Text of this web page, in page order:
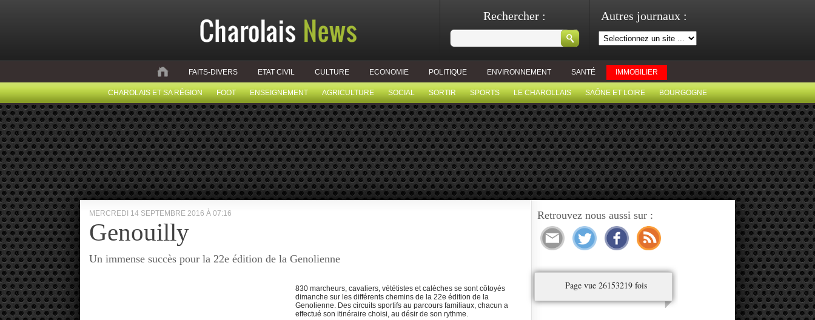
Autres journaux :
Rechercher :
FAITS-DIVERS ETAT CIVIL CULTURE ECONOMIE POLITIQUE ENVIRONNEMENT SANTÉ IMMOBILIER
CHAROLAIS ET SA RÉGION FOOT ENSEIGNEMENT AGRICULTURE SOCIAL SORTIR SPORTS LE CHAROLLAIS SAÔNE ET LOIRE BOURGOGNE
MERCREDI 14 SEPTEMBRE 2016 À 07:16
Genouilly
Un immense succès pour la 22e édition de la Genolienne
830 marcheurs, cavaliers, vététistes et calèches se sont côtoyés
dimanche sur les différents chemins de la 22e édition de la
Genolienne. Des circuits sportifs au parcours familiaux, chacun a
effectué son itinéraire choisi, au désir de son rythme.
Retrouvez nous aussi sur :
Page vue 26153219 fois